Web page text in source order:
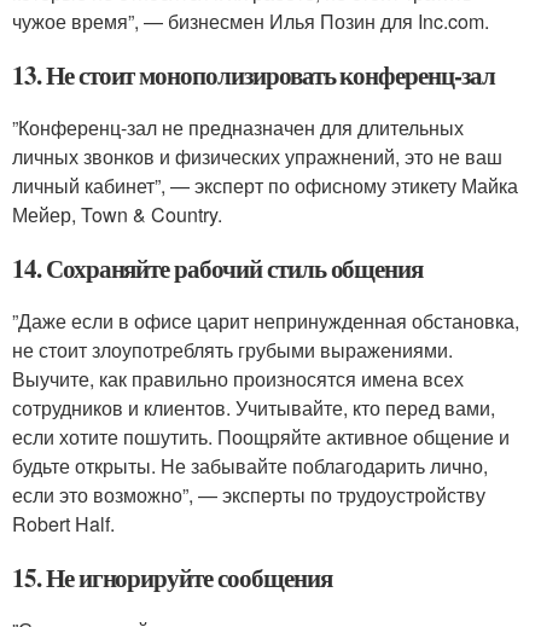
чужое время”, — бизнесмен Илья Позин для Inc.com.
13. Не стоит монополизировать конференц-зал
”Конференц-зал не предназначен для длительных
личных звонков и физических упражнений, это не ваш
личный кабинет”, — эксперт по офисному этикету Майка
Мейер, Town & Country.
14. Сохраняйте рабочий стиль общения
”Даже если в офисе царит непринужденная обстановка,
не стоит злоупотреблять грубыми выражениями.
Выучите, как правильно произносятся имена всех
сотрудников и клиентов. Учитывайте, кто перед вами,
если хотите пошутить. Поощряйте активное общение и
будьте открыты. Не забывайте поблагодарить лично,
если это возможно”, — эксперты по трудоустройству
Robert Half.
15. Не игнорируйте сообщения